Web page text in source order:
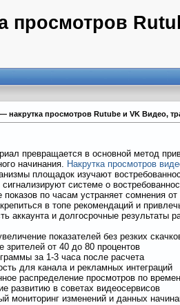
просмотров
накрутка просмотров Rutube и VK Видео,
превращается в основной метод
начинания. Накрутка просмотров
площадок изучают
сигнализируют системе о
показов по часам устраняет сомнения
в топе рекомендаций и
аккаунта и долгосрочные результаты
показателей без резких
зрителей от 40 до 80 процентов
за 1-3 часа после расчета
для канала и рекламных интеграций
распределение просмотров по
развитию в советах видеосервисов
мониторинг изменений и данных